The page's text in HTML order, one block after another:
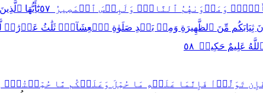
وَمَأۡوَىٰهُمُ ٱلنَّارُۖ وَلَبِئۡسَ ٱلۡمَصِيرُ ٥٧
يَٰٓأَيُّهَا
ثِيَابَكُم مِّنَ ٱلظَّهِيرَةِ وَمِنۢ بَعۡدِ صَلَوٰةِ ٱلۡعِشَآءِۚ
عَلِيمٌ حَكِيمٞ ٥٨
تَوَلَّوۡاْ فَإِنَّمَا عَلَيۡهِ مَا حُمِّلَ وَعَلَيۡكُم مَّا حُمِّلۡتُمۡۖ